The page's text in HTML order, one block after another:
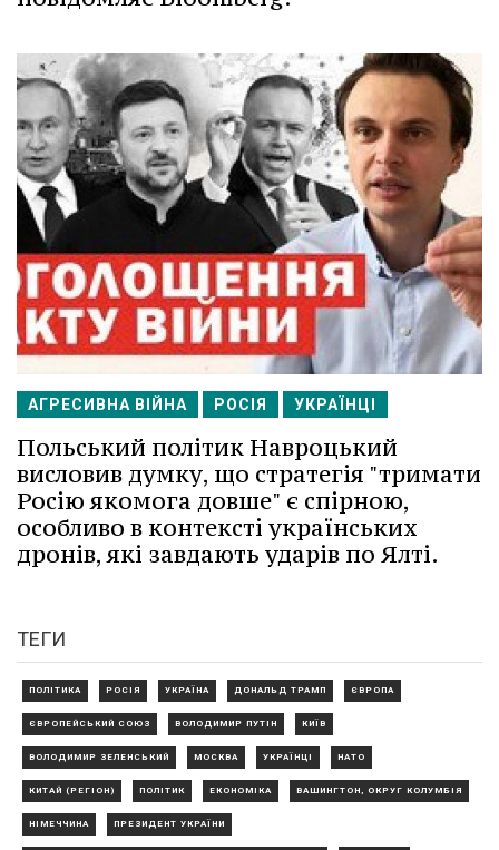
АГРЕСИВНА ВІЙНА РОСІЯ УКРАЇНЦІ
Польський політик Навроцький
висловив думку, що стратегія "тримати
Росію якомога довше" є спірною,
особливо в контексті українських
дронів, які завдають ударів по Ялті.
ТЕГИ
ПОЛІТИКА РОСІЯ УКРАЇНА ДОНАЛЬД ТРАМП ЄВРОПА
ЄВРОПЕЙСЬКИЙ СОЮЗ ВОЛОДИМИР ПУТІН КИЇВ
ВОЛОДИМИР ЗЕЛЕНСЬКИЙ МОСКВА УКРАЇНЦІ НАТО
КИТАЙ (РЕГІОН) ПОЛІТИК ЕКОНОМІКА ВАШИНГТОН, ОКРУГ КОЛУМБІЯ
НІМЕЧЧИНА ПРЕЗИДЕНТ УКРАЇНИ